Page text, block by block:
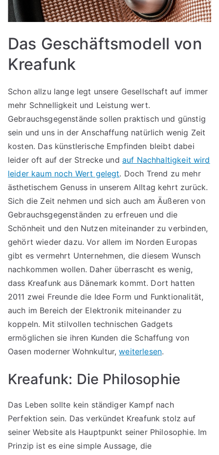
Das Geschäftsmodell von
Kreafunk
Schon allzu lange legt unsere Gesellschaft auf immer
mehr Schnelligkeit und Leistung wert.
Gebrauchsgegenstände sollen praktisch und günstig
sein und uns in der Anschaffung natürlich wenig Zeit
kosten. Das künstlerische Empfinden bleibt dabei
leider oft auf der Strecke und auf Nachhaltigkeit wird
leider kaum noch Wert gelegt. Doch Trend zu mehr
ästhetischem Genuss in unserem Alltag kehrt zurück.
Sich die Zeit nehmen und sich auch am Äußeren von
Gebrauchsgegenständen zu erfreuen und die
Schönheit und den Nutzen miteinander zu verbinden,
gehört wieder dazu. Vor allem im Norden Europas
gibt es vermehrt Unternehmen, die diesem Wunsch
nachkommen wollen. Daher überrascht es wenig,
dass Kreafunk aus Dänemark kommt. Dort hatten
2011 zwei Freunde die Idee Form und Funktionalität,
auch im Bereich der Elektronik miteinander zu
koppeln. Mit stilvollen technischen Gadgets
ermöglichen sie ihren Kunden die Schaffung von
Oasen moderner Wohnkultur,weiterlesen.
Kreafunk: Die Philosophie
Das Leben sollte kein ständiger Kampf nach
Perfektion sein. Das verkündet Kreafunk stolz auf
seiner Website als Hauptpunkt seiner Philosophie. Im
Prinzip ist es eine simple Aussage, die